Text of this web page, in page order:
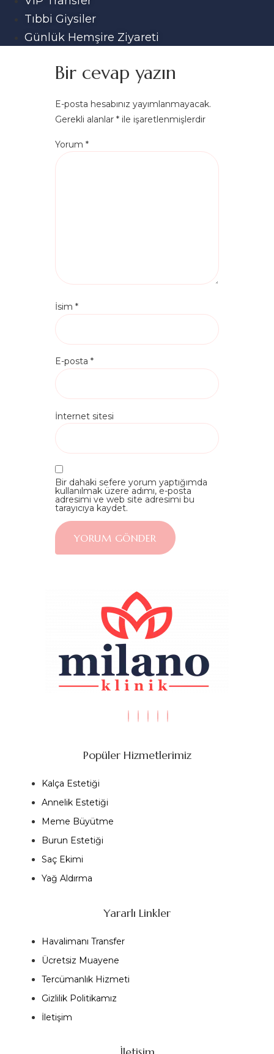
Tıbbi Giysiler
Günlük Hemşire Ziyareti
Bir cevap yazın
E-posta hesabınız yayımlanmayacak.
Gerekli alanlar *ile işaretlenmişlerdir
Yorum *
İsim *
E-posta *
İnternet sitesi
Bir dahaki sefere yorum yaptığımda
kullanılmak üzere adımı, e-posta
adresimi ve web site adresimi bu
tarayıcıya kaydet.
Popüler Hizmetlerimiz
Kalça Estetiği
Annelik Estetiği
Meme Büyütme
Burun Estetiği
Saç Ekimi
Yağ Aldırma
Yararlı Linkler
Havalimanı Transfer
Ücretsiz Muayene
Tercümanlık Hizmeti
Gizlilik Politikamız
İletişim